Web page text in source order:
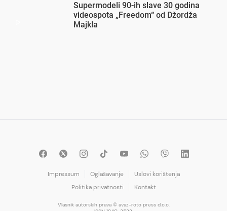
Supermodeli 90-ih slave 30 godina
videospota „Freedom“ od Džordža
Majkla
Impressum Oglašavanje
Uslovi korištenja
Politika privatnosti
Kontakt
Vlasnik autorskih prava © avaz-roto press d.o.o.